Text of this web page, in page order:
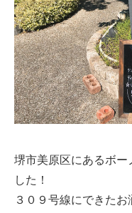
堺市美原区にあるボー
した！
３０９号線にできたお